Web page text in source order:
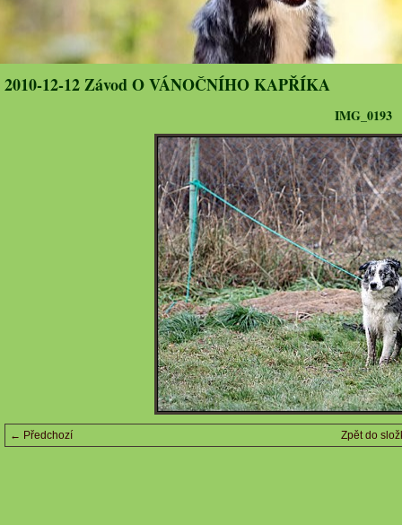
2010-12-12 Závod O VÁNOČNÍHO KAPŘÍKA
IMG_0193
← Předchozí Zpět do